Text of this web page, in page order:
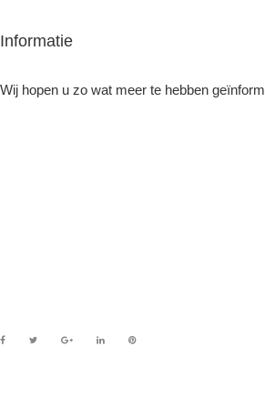
Informatie
Wij hopen u zo wat meer te hebben
FacebookTwitter Google+LinkedInPinterest